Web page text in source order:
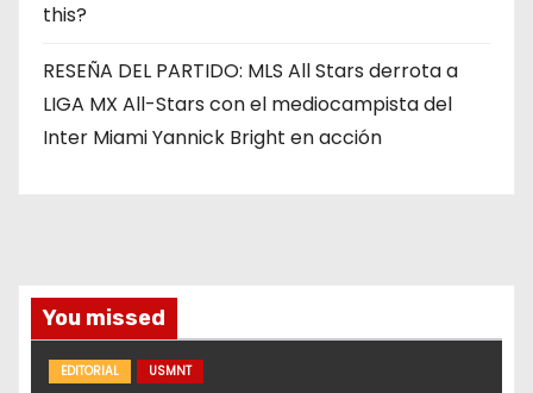
this?
RESEÑA DEL PARTIDO: MLS All Stars derrota a
LIGA MX All-Stars con el mediocampista del
Inter Miami Yannick Bright en acción
You missed
EDITORIAL USMNT